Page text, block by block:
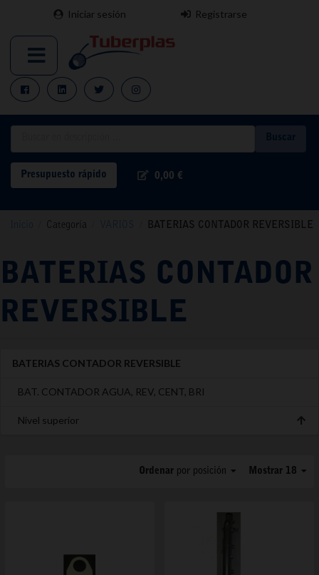
Iniciar sesión Registrarse
Presupuesto rápido 0,00 €
Categoría VARIOS BATERIAS CONTADOR REVERSIBLE
BATERIAS CONTADOR
REVERSIBLE
BATERIAS CONTADOR REVERSIBLE
BAT. CONTADOR AGUA, REV, CENT, BRI
Nivel superior
Mostrar 18
Ordenar por posición